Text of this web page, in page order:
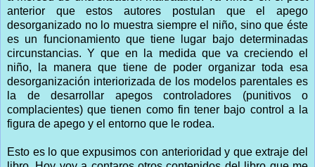
anterior que estos autores postulan que el apego
desorganizado no lo muestra siempre el niño, sino que éste
es un funcionamiento que tiene lugar bajo determinadas
circunstancias. Y que en la medida que va creciendo el
niño, la manera que tiene de poder organizar toda esa
desorganización interiorizada de los modelos parentales es
la de desarrollar apegos controladores (punitivos o
complacientes) que tienen como fin tener bajo control a la
figura de apego y el entorno que le rodea.
Esto es lo que expusimos con anterioridad y que extraje del